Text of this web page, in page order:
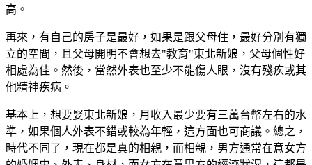
高。
再來，有自己的房子是最好，如果是跟父母住，最好分別有獨
立的空間，且父母開明不會想去"教育"東北新娘，父母個性好
相處為佳。然後，當然外表也至少不能傷人眼，沒有殘疾或其
他精神疾病。
基本上，想要娶東北新娘，月收入最少要有三萬台幣左右的水
準，如果個人外表不錯或較為年輕，這方面也可商議。總之，
時代不同了，現在都是真的相親，而相親，男方通常在意女方